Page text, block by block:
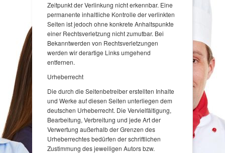
Zeitpunkt der Verlinkung nicht erkennbar. Eine
permanente inhaltliche Kontrolle der verlinkten
Seiten ist jedoch ohne konkrete Anhaltspunkte
einer Rechtsverletzung nicht zumutbar. Bei
Bekanntwerden von Rechtsverletzungen
werden wir derartige Links umgehend
entfernen.
Urheberrecht
Die durch die Seitenbetreiber erstellten Inhalte
und Werke auf diesen Seiten unterliegen dem
deutschen Urheberrecht. Die Vervielfältigung,
Bearbeitung, Verbreitung und jede Art der
Verwertung außerhalb der Grenzen des
Urheberrechtes bedürfen der schriftlichen
Zustimmung des jeweiligen Autors bzw.